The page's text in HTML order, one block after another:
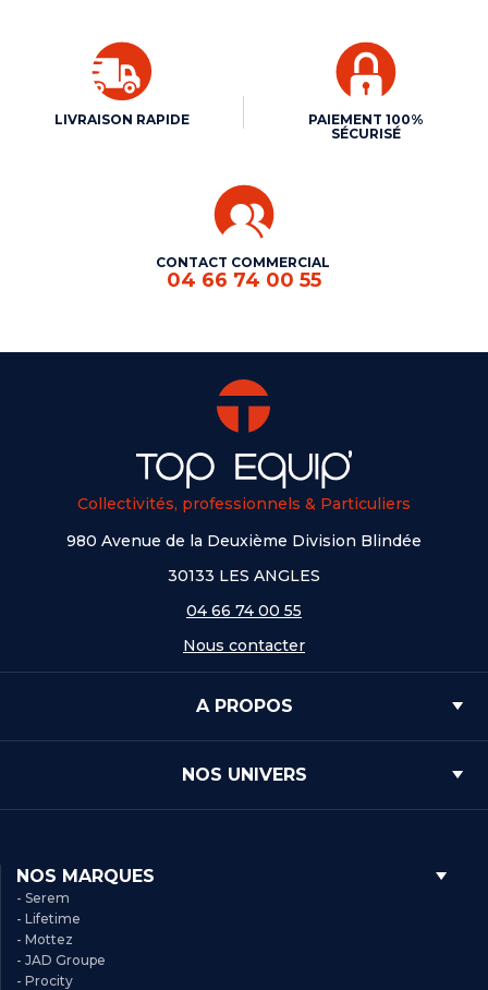
LIVRAISON RAPIDE
PAIEMENT 100%
SÉCURISÉ
CONTACT COMMERCIAL
04 66 74 00 55
Collectivités, professionnels & Particuliers
980 Avenue de la Deuxième Division Blindée
30133 LES ANGLES
04 66 74 00 55
Nous contacter
A PROPOS
NOS UNIVERS
NOS MARQUES
- Serem
- Lifetime
- Mottez
- JAD Groupe
- Procity